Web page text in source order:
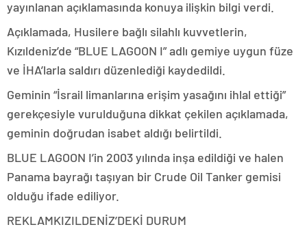
yayınlanan açıklamasında konuya ilişkin bilgi verdi.
Açıklamada, Husilere bağlı silahlı kuvvetlerin,
Kızıldeniz’de “BLUE LAGOON I” adlı gemiye uygun füze
ve İHA’larla saldırı düzenlediği kaydedildi.
Geminin “İsrail limanlarına erişim yasağını ihlal ettiği”
gerekçesiyle vurulduğuna dikkat çekilen açıklamada,
geminin doğrudan isabet aldığı belirtildi.
BLUE LAGOON I’in 2003 yılında inşa edildiği ve halen
Panama bayrağı taşıyan bir Crude Oil Tanker gemisi
olduğu ifade ediliyor.
REKLAMKIZILDENİZ’DEKİ DURUM